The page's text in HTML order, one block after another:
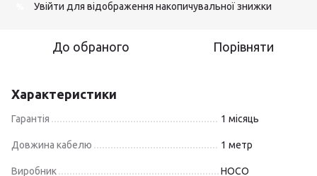
Увійти для відображення накопичувальної знижки
До обраного Порівняти
Характеристики
Гарантія 1 місяць
Довжина кабелю 1 метр
Виробник HOCO